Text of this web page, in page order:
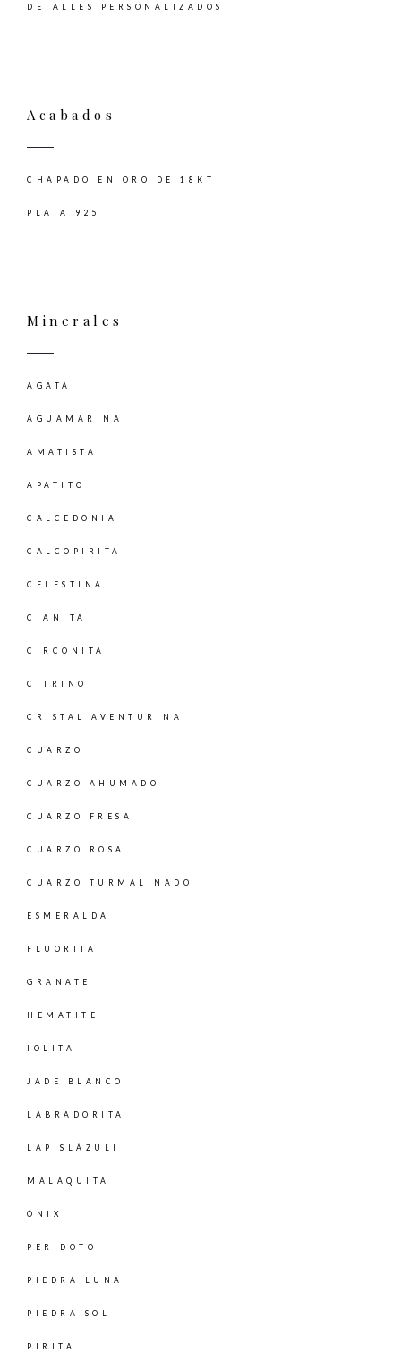
DETALLES PERSONALIZADOS
Acabados
CHAPADO EN ORO DE 18KT
PLATA 925
Minerales
AGATA
AGUAMARINA
AMATISTA
APATITO
CALCEDONIA
CALCOPIRITA
CELESTINA
CIANITA
CIRCONITA
CITRINO
CRISTAL AVENTURINA
CUARZO
CUARZO AHUMADO
CUARZO FRESA
CUARZO ROSA
CUARZO TURMALINADO
ESMERALDA
FLUORITA
GRANATE
HEMATITE
IOLITA
JADE BLANCO
LABRADORITA
LAPISLÁZULI
MALAQUITA
ÓNIX
PERIDOTO
PIEDRA LUNA
PIEDRA SOL
PIRITA